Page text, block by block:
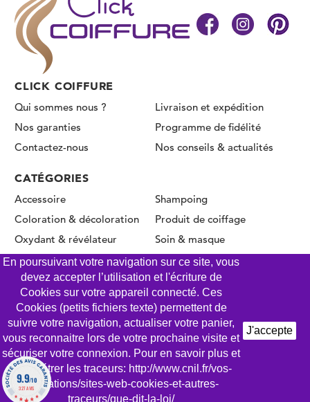
AJOUTER AU PANIER
CLICK COIFFURE
Qui sommes nous ?
Livraison et expédition
Nos garanties
Programme de fidélité
Contactez-nous
Nos conseils & actualités
CATÉGORIES
Accessoire
Coloration & décoloration
Oxydant & révélateur
Permanente & Lissage
Shampoing
Produit de coiffage
Soin & masque
En poursuivant votre navigation sur ce site, vous
devez accepter l’utilisation et l'écriture de
Cookies sur votre appareil connecté. Ces
Cookies (petits fichiers texte) permettent de
suivre votre navigation, actualiser votre panier,
vous reconnaitre lors de votre prochaine visite et
sécuriser votre connexion. Pour en savoir plus et
paramétrer les traceurs: http://www.cnil.fr/vos-
obligations/sites-web-cookies-et-autres-
traceurs/que-dit-la-loi/
J'accepte
© CLICK COIFFURE 2026 - Tous droits réservés
Mentions légales
Conditions Générales de Vente
Gestion des Cookies
Politique de confidentialité
9.9/10
327 AVIS